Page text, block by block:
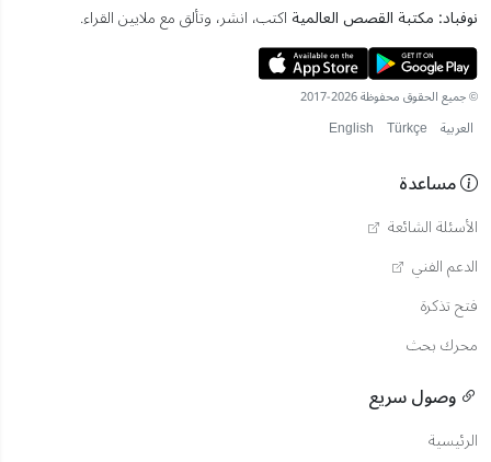
نوفباد: مكتبة القصص العالمية اكتب، انشر، وتألق مع ملايين القراء.
© جميع الحقوق محفوظة 2026-2017
العربية English Türkçe
مساعدة
الأسئلة الشائعة
الدعم الفني
فتح تذكرة
محرك بحث
وصول سريع
الرئيسية